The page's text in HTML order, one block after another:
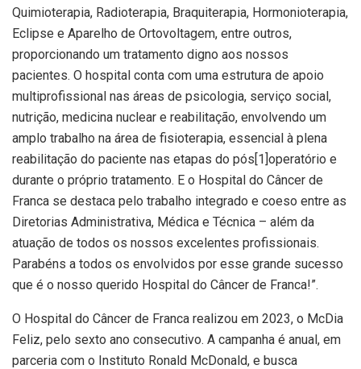
Quimioterapia, Radioterapia, Braquiterapia, Hormonioterapia,
Eclipse e Aparelho de Ortovoltagem, entre outros,
proporcionando um tratamento digno aos nossos
pacientes. O hospital conta com uma estrutura de apoio
multiprofissional nas áreas de psicologia, serviço social,
nutrição, medicina nuclear e reabilitação, envolvendo um
amplo trabalho na área de fisioterapia, essencial à plena
reabilitação do paciente nas etapas do pós[1]operatório e
durante o próprio tratamento. E o Hospital do Câncer de
Franca se destaca pelo trabalho integrado e coeso entre as
Diretorias Administrativa, Médica e Técnica – além da
atuação de todos os nossos excelentes profissionais.
Parabéns a todos os envolvidos por esse grande sucesso
que é o nosso querido Hospital do Câncer de Franca!”.
O Hospital do Câncer de Franca realizou em 2023, o McDia
Feliz, pelo sexto ano consecutivo. A campanha é anual, em
parceria com o Instituto Ronald McDonald, e busca